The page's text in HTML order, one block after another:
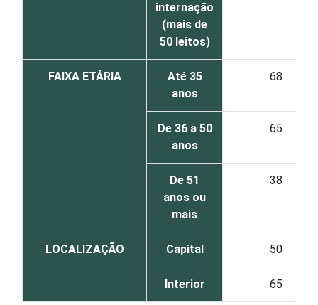
internação
(mais de
50 leitos)
FAIXA ETÁRIA
Até 35
anos
68
De 36 a 50
anos
65
De 51
anos ou
mais
38
LOCALIZAÇÃO Capital 50
Interior 65